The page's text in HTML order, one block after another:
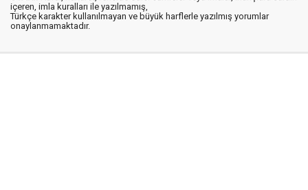
içeren, imla kuralları ile yazılmamış,
Türkçe karakter kullanılmayan ve büyük harflerle yazılmış yorumlar
onaylanmamaktadır.